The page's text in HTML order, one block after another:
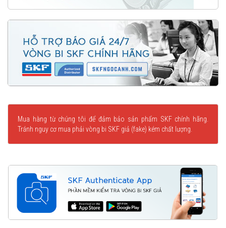
Mua hàng từ chúng tôi để đảm bảo sản phẩm SKF chính hãng.
Tránh nguy cơ mua phải vòng bi SKF giả (fake) kém chất lượng.